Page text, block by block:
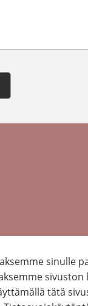
Hebei
sinulle
sivuston
tätä